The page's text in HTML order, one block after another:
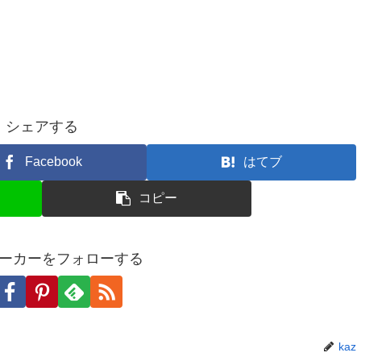
シェアする
Facebook はてブ
コピー
カーをフォローする
kaz